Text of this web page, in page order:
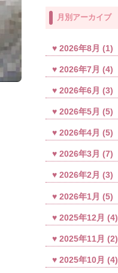
月別アーカイブ
2026年8月 (1)
2026年7月 (4)
2026年6月 (3)
2026年5月 (5)
2026年4月 (5)
2026年3月 (7)
2026年2月 (3)
2026年1月 (5)
2025年12月 (4)
2025年11月 (2)
2025年10月 (4)